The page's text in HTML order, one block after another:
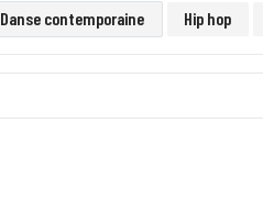
Danse contemporaine Hip hop